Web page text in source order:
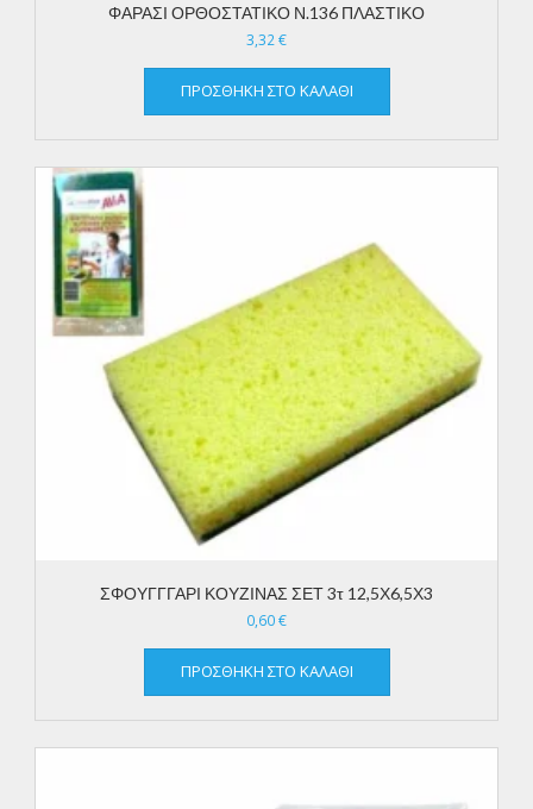
ΦΑΡΑΣΙ ΟΡΘΟΣΤΑΤΙΚΟ Ν.136 ΠΛΑΣΤΙΚΟ
3,32€
ΠΡΟΣΘΉΚΗ ΣΤΟ ΚΑΛΆΘΙ
ΣΦΟΥΓΓΓΑΡΙ ΚΟΥΖΙΝΑΣ ΣΕΤ 3τ 12,5Χ6,5Χ3
0,60€
ΠΡΟΣΘΉΚΗ ΣΤΟ ΚΑΛΆΘΙ